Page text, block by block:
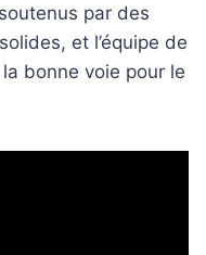
par des
et l’équipe de
bonne voie pour le